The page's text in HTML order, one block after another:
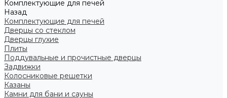
Комплектующие для печей
Назад
Комплектующие для печей
Дверцы со стеклом
Дверцы глухие
Плиты
Поддувальные и прочистные дверцы
Задвижки
Колосниковые решетки
Казаны
Камни для бани и сауны